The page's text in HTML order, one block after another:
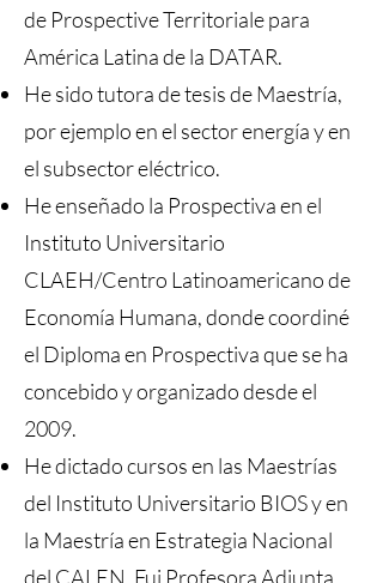
de Prospective Territoriale para
América Latina de la DATAR.
He sido tutora de tesis de Maestría,
por ejemplo en el sector energía y en
el subsector eléctrico.
He enseñado la Prospectiva en el
Instituto Universitario
CLAEH/Centro Latinoamericano de
Economía Humana, donde coordiné
el Diploma en Prospectiva que se ha
concebido y organizado desde el
2009.
He dictado cursos en las Maestrías
del Instituto Universitario BIOS y en
la Maestría en Estrategia Nacional
del CALEN. Fui Profesora Adjunta